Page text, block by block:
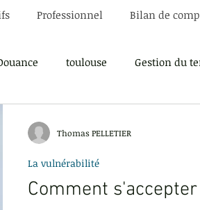
Professionnel Bilan de
toulouse Gestion du
Comment s'accepter
La vulnérabilité
Thomas PELLETIER